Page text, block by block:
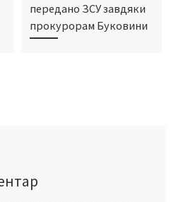
передано ЗСУ завдяки
прокурорам Буковини